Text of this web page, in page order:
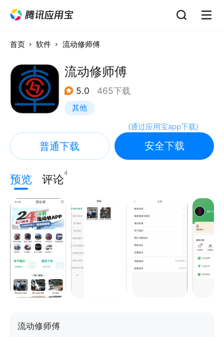
首页 软件 流动修师傅
流动修师傅
5.0 465下载
其他
(通过应用宝app下载)
普通下载 安全下载
预览 评论4
流动修师傅